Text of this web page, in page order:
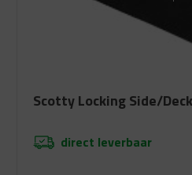
Scotty Locking Side/
direct leverbaar